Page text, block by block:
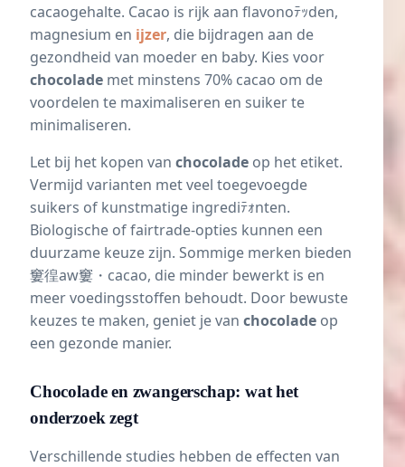
cacaogehalte. Cacao is rijk aan flavonoﾃｯden,
magnesium en ijzer, die bijdragen aan de
gezondheid van moeder en baby. Kies voor
chocolade met minstens 70% cacao om de
voordelen te maximaliseren en suiker te
minimaliseren.
Let bij het kopen van chocolade op het etiket.
Vermijd varianten met veel toegevoegde
suikers of kunstmatige ingrediﾃｫnten.
Biologische of fairtrade-opties kunnen een
duurzame keuze zijn. Sommige merken bieden
窶徨aw窶・cacao, die minder bewerkt is en
meer voedingsstoffen behoudt. Door bewuste
keuzes te maken, geniet je van chocolade op
een gezonde manier.
Chocolade en zwangerschap: wat het
onderzoek zegt
Verschillende studies hebben de effecten van